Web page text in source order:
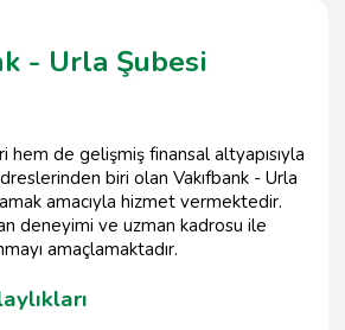
- Urla Şubesi
de gelişmiş finansal altyapısıyla
biri olan Vakıfbank - Urla
amacıyla hizmet vermektedir.
deneyimi ve uzman kadrosu ile
amaçlamaktadır.